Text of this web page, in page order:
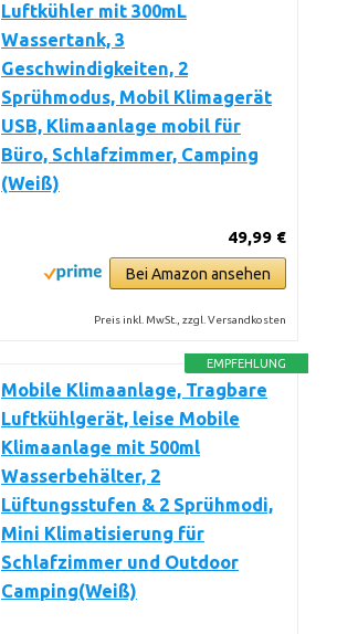
Luftkühler mit 300mL
Wassertank, 3
Geschwindigkeiten, 2
Sprühmodus, Mobil Klimagerät
USB, Klimaanlage mobil für
Büro, Schlafzimmer, Camping
(Weiß)
49,99 €
Bei Amazon ansehen
Preis inkl. MwSt., zzgl. Versandkosten
EMPFEHLUNG
Mobile Klimaanlage, Tragbare
Luftkühlgerät, leise Mobile
Klimaanlage mit 500ml
Wasserbehälter, 2
Lüftungsstufen & 2 Sprühmodi,
Mini Klimatisierung für
Schlafzimmer und Outdoor
Camping(Weiß)